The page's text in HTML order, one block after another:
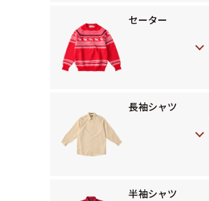
セーター
長袖シャツ
半袖シャツ